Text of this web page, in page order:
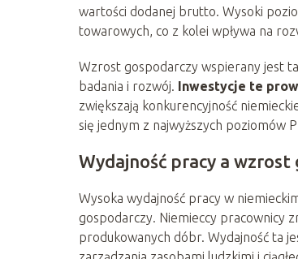
wartości dodanej brutto. Wysoki
towarowych, co z kolei wpływa na
Wzrost gospodarczy wspierany jest
badania i rozwój. Inwestycje te
zwiększają konkurencyjność
się jednym z najwyższych poziomów
Wydajność pracy a wzrost
Wysoka wydajność pracy w
gospodarczy. Niemieccy pracownicy
produkowanych dóbr. Wydajność ta